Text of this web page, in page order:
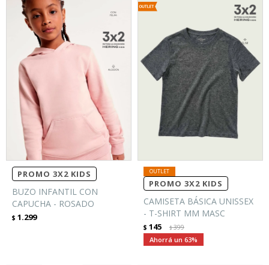
PROMO 3X2 KIDS
BUZO INFANTIL CON
CAPUCHA - ROSADO
$ 1.299
PROMO 3X2 KIDS
CAMISETA BÁSICA UNISSEX
- T-SHIRT MM MASC
$ 145 $399
63